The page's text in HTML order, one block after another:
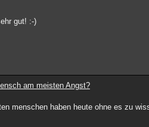
gut! :-)
am meisten Angst?
menschen haben heute ohne es zu